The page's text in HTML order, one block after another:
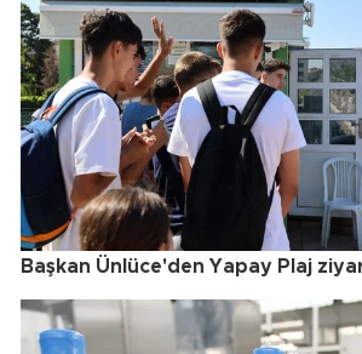
Başkan Ünlüce'den Yapay Plaj